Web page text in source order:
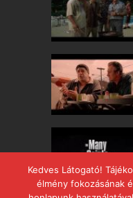
Kedves Látogató!
élmény fokozásának